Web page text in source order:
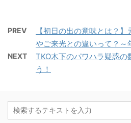
PREV
【初日の出の意味とは？
やご来光との違いって？～
NEXT
TKO木下のパワハラ疑惑の
う！